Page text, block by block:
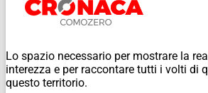
Lo spazio necessario per mostrare la
interezza e per raccontare tutti i volti di
questo territorio.